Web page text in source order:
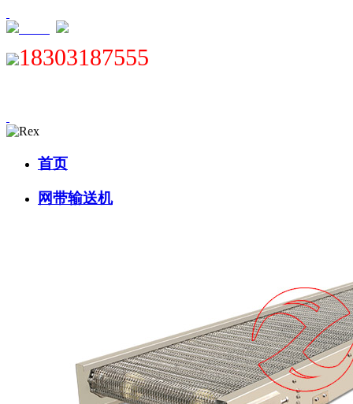
18303187555
首页
网带输送机